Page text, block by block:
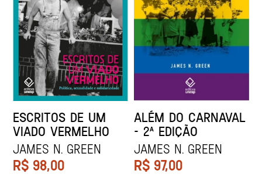
ESCRITOS DE UM
VIADO VERMELHO
James N. Green
R$ 98,00
ALÉM DO CARNAVAL
– 2ª EDIÇÃO
James N. Green
R$ 97,00